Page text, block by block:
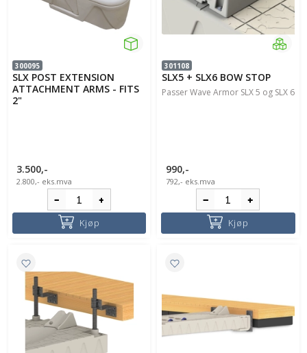
300095
SLX POST EXTENSION
ATTACHMENT ARMS - FITS
2"
3.500,-
2.800,- eks.mva
Kjøp
301108
SLX5 + SLX6 BOW STOP
Passer Wave Armor SLX 5 og SLX 6
990,-
792,- eks.mva
Kjøp